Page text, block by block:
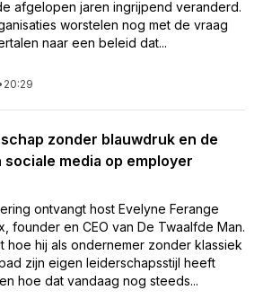
afgelopen jaren ingrijpend veranderd.
worstelen nog met de vraag
naar een beleid dat...
20:29
zonder blauwdruk en de
sociale media op employer
ontvangt host Evelyne Ferange
founder en CEO van De Twaalfde Man.
hoe hij als ondernemer zonder klassiek
zijn eigen leiderschapsstijl heeft
hoe dat vandaag nog steeds...